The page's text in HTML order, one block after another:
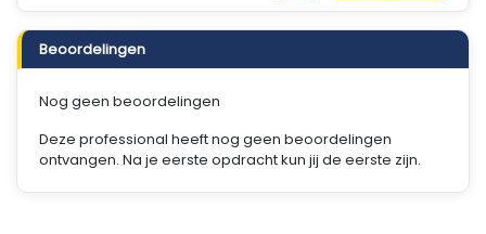
Beoordelingen
Nog geen beoordelingen
Deze professional heeft nog geen beoordelingen
ontvangen. Na je eerste opdracht kun jij de eerste zijn.